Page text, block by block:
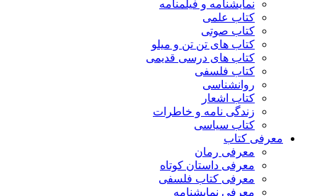
نمایشنامه و فیلمنامه
کتاب علمی
کتاب صوتی
کتاب های تن تن و میلو
کتاب های درسی قدیمی
کتاب فلسفی
روانشناسی
کتاب اشعار
زندگی نامه و خاطرات
کتاب سیاسی
معرفی کتاب
معرفی رمان
معرفی داستان کوتاه
معرفی کتاب فلسفی
معرفی نمایشنامه